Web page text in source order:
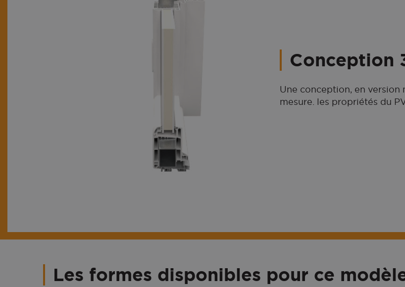
Conception
Une conception, en
mesure. les propriétés du
Les formes disponibles pour ce